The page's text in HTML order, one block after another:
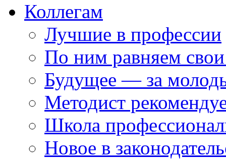
Коллегам
Лучшие в профессии
По ним равняем
Будущее — за
Методист
Школа
Новое в